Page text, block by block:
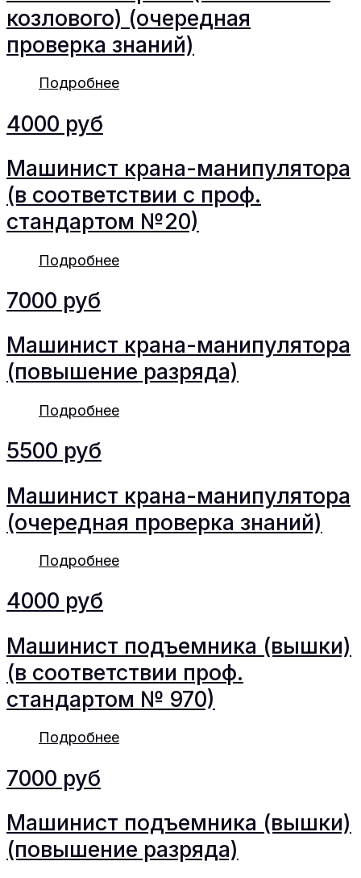
козлового) (очередная
проверка знаний)
Подробнее
4000 руб
Машинист крана-манипулятора
(в соответствии с проф.
стандартом №20)
Подробнее
7000 руб
Машинист крана-манипулятора
(повышение разряда)
Подробнее
5500 руб
Машинист крана-манипулятора
(очередная проверка знаний)
Подробнее
4000 руб
Машинист подъемника (вышки)
(в соответствии проф.
стандартом № 970)
Подробнее
7000 руб
Машинист подъемника (вышки)
(повышение разряда)